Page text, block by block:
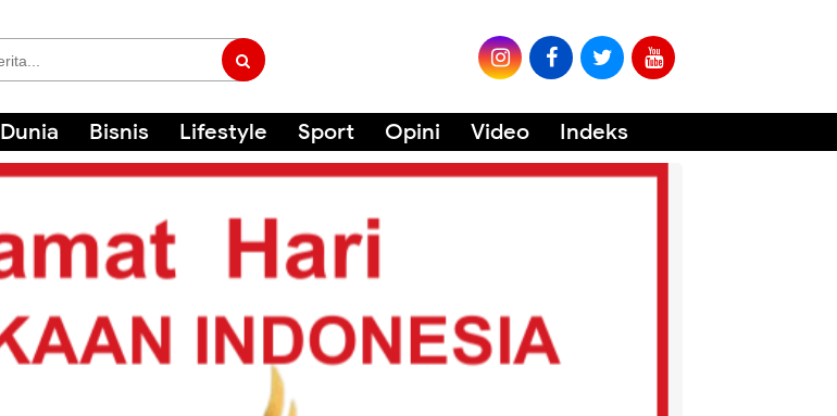
Dunia Bisnis Lifestyle Sport Opini Video Indeks